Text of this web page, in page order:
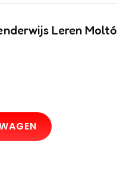
Leren Moltó